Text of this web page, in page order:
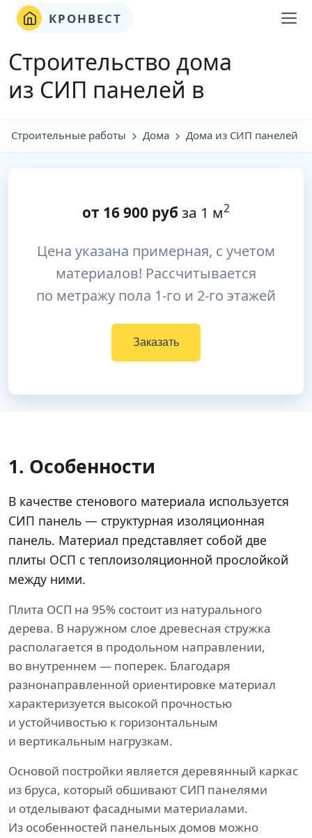
КРОНВЕСТ
Строительство дома
из СИП панелей в
Строительные работы Дома Дома из СИП панелей
от 16 900 руб за 1 м2
Цена указана примерная, с учетом
материалов! Рассчитывается
по метражу пола 1-го и 2-го этажей
Заказать
1. Особенности
В качестве стенового материала используется
СИП панель — структурная изоляционная
панель. Материал представляет собой две
плиты ОСП с теплоизоляционной прослойкой
между ними.
Плита ОСП на 95% состоит из натурального
дерева. В наружном слое древесная стружка
располагается в продольном направлении,
во внутреннем — поперек. Благодаря
разнонаправленной ориентировке материал
характеризуется высокой прочностью
и устойчивостью к горизонтальным
и вертикальным нагрузкам.
Основой постройки является деревянный каркас
из бруса, который обшивают СИП панелями
и отделывают фасадными материалами.
Из особенностей панельных домов можно